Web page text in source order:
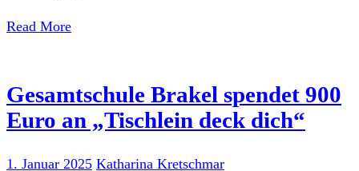
Read More
Gesamtschule Brakel spendet 900
Euro an „Tischlein deck dich“
1. Januar 2025 Katharina Kretschmar